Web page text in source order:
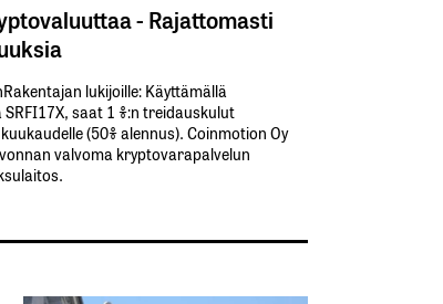
- Rajattomasti
lukijoille: Käyttämällä​
​saat​ ​1 %:n treidauskulut​
​(50%​ ​alennus). Coinmotion Oy
valvoma kryptovarapalvelun